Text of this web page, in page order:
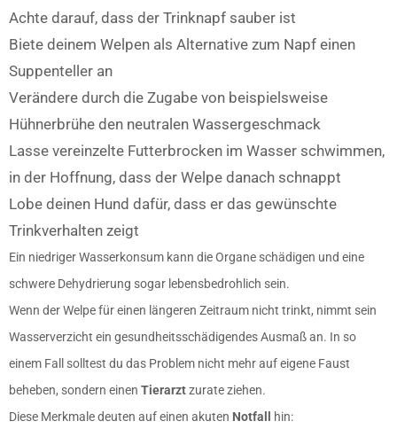
Achte darauf, dass der Trinknapf sauber ist
Biete deinem Welpen als Alternative zum Napf einen
Suppenteller an
Verändere durch die Zugabe von beispielsweise
Hühnerbrühe den neutralen Wassergeschmack
Lasse vereinzelte Futterbrocken im Wasser schwimmen,
in der Hoffnung, dass der Welpe danach schnappt
Lobe deinen Hund dafür, dass er das gewünschte
Trinkverhalten zeigt
Ein niedriger Wasserkonsum kann die Organe schädigen und eine
schwere Dehydrierung sogar lebensbedrohlich sein.
Wenn der Welpe für einen längeren Zeitraum nicht trinkt, nimmt sein
Wasserverzicht ein gesundheitsschädigendes Ausmaß an. In so
einem Fall solltest du das Problem nicht mehr auf eigene Faust
beheben, sondern einen Tierarztzurate ziehen.
Diese Merkmale deuten auf einen akuten Notfall hin: